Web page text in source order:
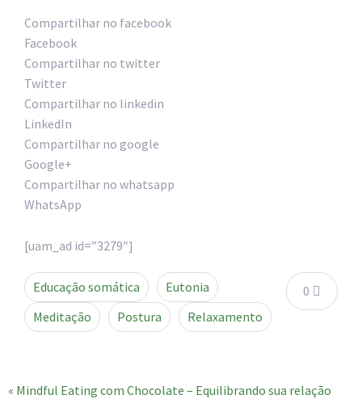
Compartilhar no facebook
Facebook
Compartilhar no twitter
Twitter
Compartilhar no linkedin
LinkedIn
Compartilhar no google
Google+
Compartilhar no whatsapp
WhatsApp
[uam_ad id=”3279″]
0
Educação somática
Eutonia
Meditação
Postura Relaxamento
« Mindful Eating com Chocolate – Equilibrando sua relação